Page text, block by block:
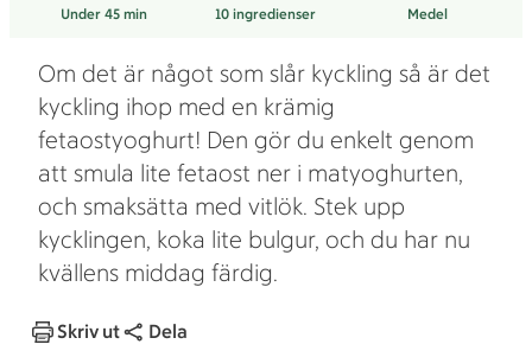
Under 45 min 10ingredienser Medel
Om det är något som slår kyckling så är det
kyckling ihop med en krämig
fetaostyoghurt! Den gör du enkelt genom
att smula lite fetaost ner i matyoghurten,
och smaksätta med vitlök. Stek upp
kycklingen, koka lite bulgur, och du har nu
kvällens middag färdig.
Skriv ut Dela